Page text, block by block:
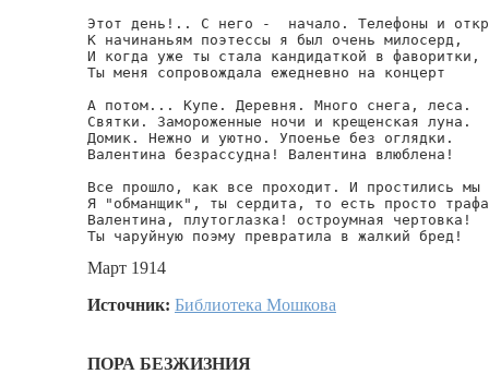
Этот день!.. С него -  начало. Телефоны и
К начинаньям поэтессы я был очень милосерд,
И когда уже ты стала кандидаткой в фаворитки,
Ты меня сопровождала ежедневно на концерт
А потом... Купе. Деревня. Много снега, леса.
Святки. Замороженные ночи и крещенская луна.
Домик. Нежно и уютно. Упоенье без оглядки.
Валентина безрассудна! Валентина влюблена!
Все прошло, как все проходит. И простились мы
Я "обманщик", ты сердита, то есть просто
Валентина, плутоглазка! остроумная чертовка!
Ты чаруйную поэму превратила в жалкий бред!
Март 1914
Источник: Библиотека Мошкова
ПОРА БЕЗЖИЗНИЯ